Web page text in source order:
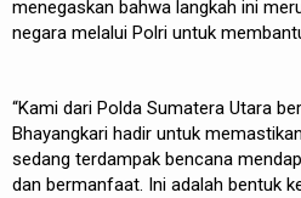
menegaskan bahwa langkah ini
negara melalui Polri untuk
“Kami dari Polda Sumatera Utara
Bhayangkari hadir untuk
sedang terdampak bencana
dan bermanfaat. Ini adalah bentuk